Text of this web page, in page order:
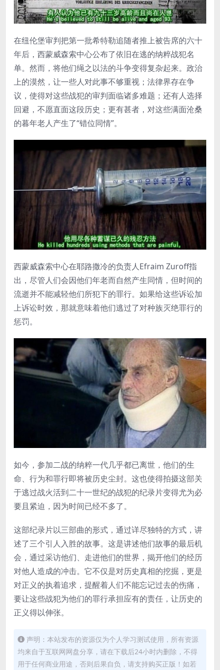
在纽伦堡审判把第一批希特勒追随者推上被告席的六十
年后，西蒙威森索中心公布了依旧在逃的纳粹战犯名
单。然而，将他们绳之以法的斗争变得复杂起来。政治
上的漠然，让一些人对此事不够重视；法律界存在争
议，使得对这些战犯的审判面临诸多难题；还有人选择
回避，不愿直面这段历史；更有甚者，对这些满面沧桑
的暮年老人产生了“错位同情”。
西蒙威森索中心在耶路撒冷的负责人Efraim Zuroff指
出，尽管人们会因他们年老而自然产生同情，但时间的
流逝并不能减轻他们所犯下的罪行。如果给这些诉讼加
上诉讼时效，那就意味着他们逃过了对种族灭绝罪行的
惩罚。
如今，参加二战的纳粹一代几乎都已离世，他们的生
命、行为和罪行即将被历史尘封。这也使得拍摄这部关
于逃过战火活到二十一世纪的战犯的纪录片变得尤为必
要且紧迫，因为时间已经不多了。
这部纪录片以三部曲的形式，通过详尽独特的方式，讲
述了三个引人入胜的故事。这是讲述他们故事的最后机
会，通过采访他们、走进他们的世界，揭开他们的经历
对他人造成的冲击。它不仅是对历史真相的挖掘，更是
对正义的执着追求，提醒着人们不能忘记过去的伤痛，
要让这些战犯为他们的罪行承担应有的责任，让历史的
正义得以伸张。
声明：本站发布的资源仅为个人学习测试使用，所有资源
均来自于互联网网盘分享，请在下载后24小时内删除，不得
用于任何商业用途，否则后果自负，请支持购买正版！如若